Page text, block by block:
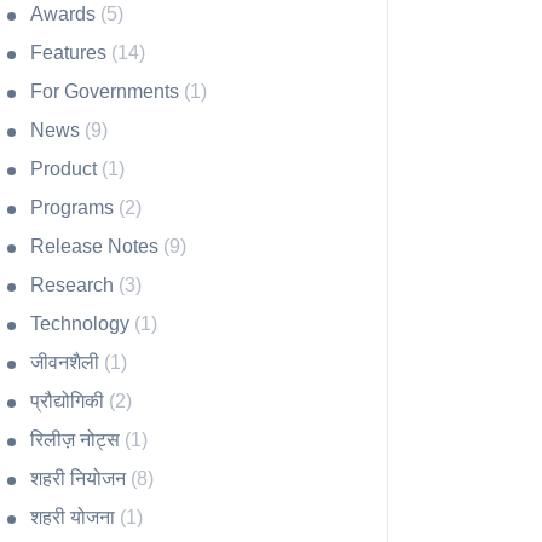
Awards (5)
Features (14)
For Governments (1)
News (9)
Product (1)
Programs (2)
Release Notes (9)
Research (3)
Technology (1)
जीवनशैली (1)
प्रौद्योगिकी (2)
रिलीज़ नोट्स (1)
शहरी नियोजन (8)
शहरी योजना (1)